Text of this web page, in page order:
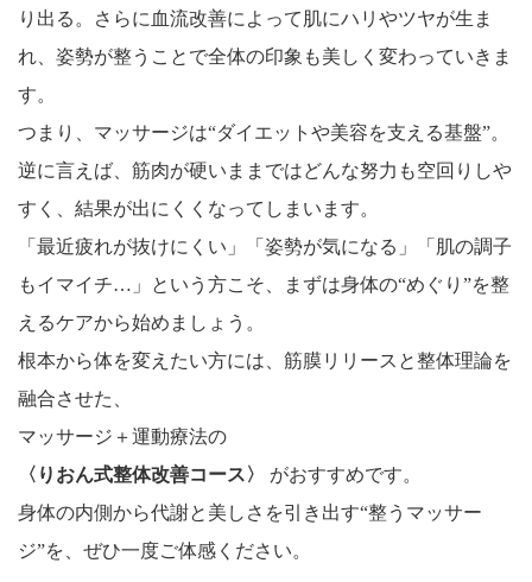
り出る。さらに血流改善によって肌にハリやツヤが生ま
れ、姿勢が整うことで全体の印象も美しく変わっていきま
す。
つまり、マッサージは“ダイエットや美容を支える基盤”。
逆に言えば、筋肉が硬いままではどんな努力も空回りしや
すく、結果が出にくくなってしまいます。
「最近疲れが抜けにくい」「姿勢が気になる」「肌の調子
もイマイチ…」という方こそ、まずは身体の“めぐり”を整
えるケアから始めましょう。
根本から体を変えたい方には、筋膜リリースと整体理論を
融合させた、
マッサージ＋運動療法の
〈りおん式整体改善コース〉
がおすすめです。
身体の内側から代謝と美しさを引き出す“整うマッサー
ジ”を、ぜひ一度ご体感ください。